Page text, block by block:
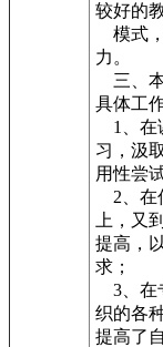
较好的
模式
力。
三、
具体工
1、在
习，汲
用性尝
2、在
上，又
提高，
求；
3、在
织的各
提高了